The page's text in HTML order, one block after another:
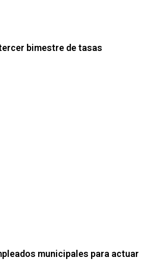
bimestre de tasas
municipales para actuar